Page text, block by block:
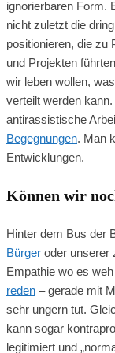
ignorierbaren Form.
nicht zuletzt die
positionieren, die zu
und Projekten
wir leben wollen,
verteilt werden
antirassistische
Begegnungen. Man
Entwicklungen.
Können wir
Hinter dem Bus der
Bürger oder unserer
Empathie wo es
reden – gerade mit
sehr ungern tut.
kann sogar
legitimiert und